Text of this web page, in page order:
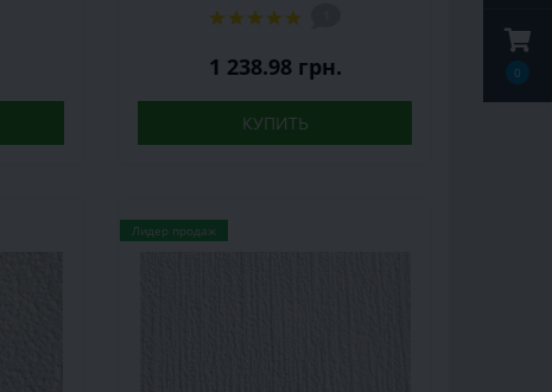
0
1 238.98 грн.
КУПИТЬ
Лидер продаж